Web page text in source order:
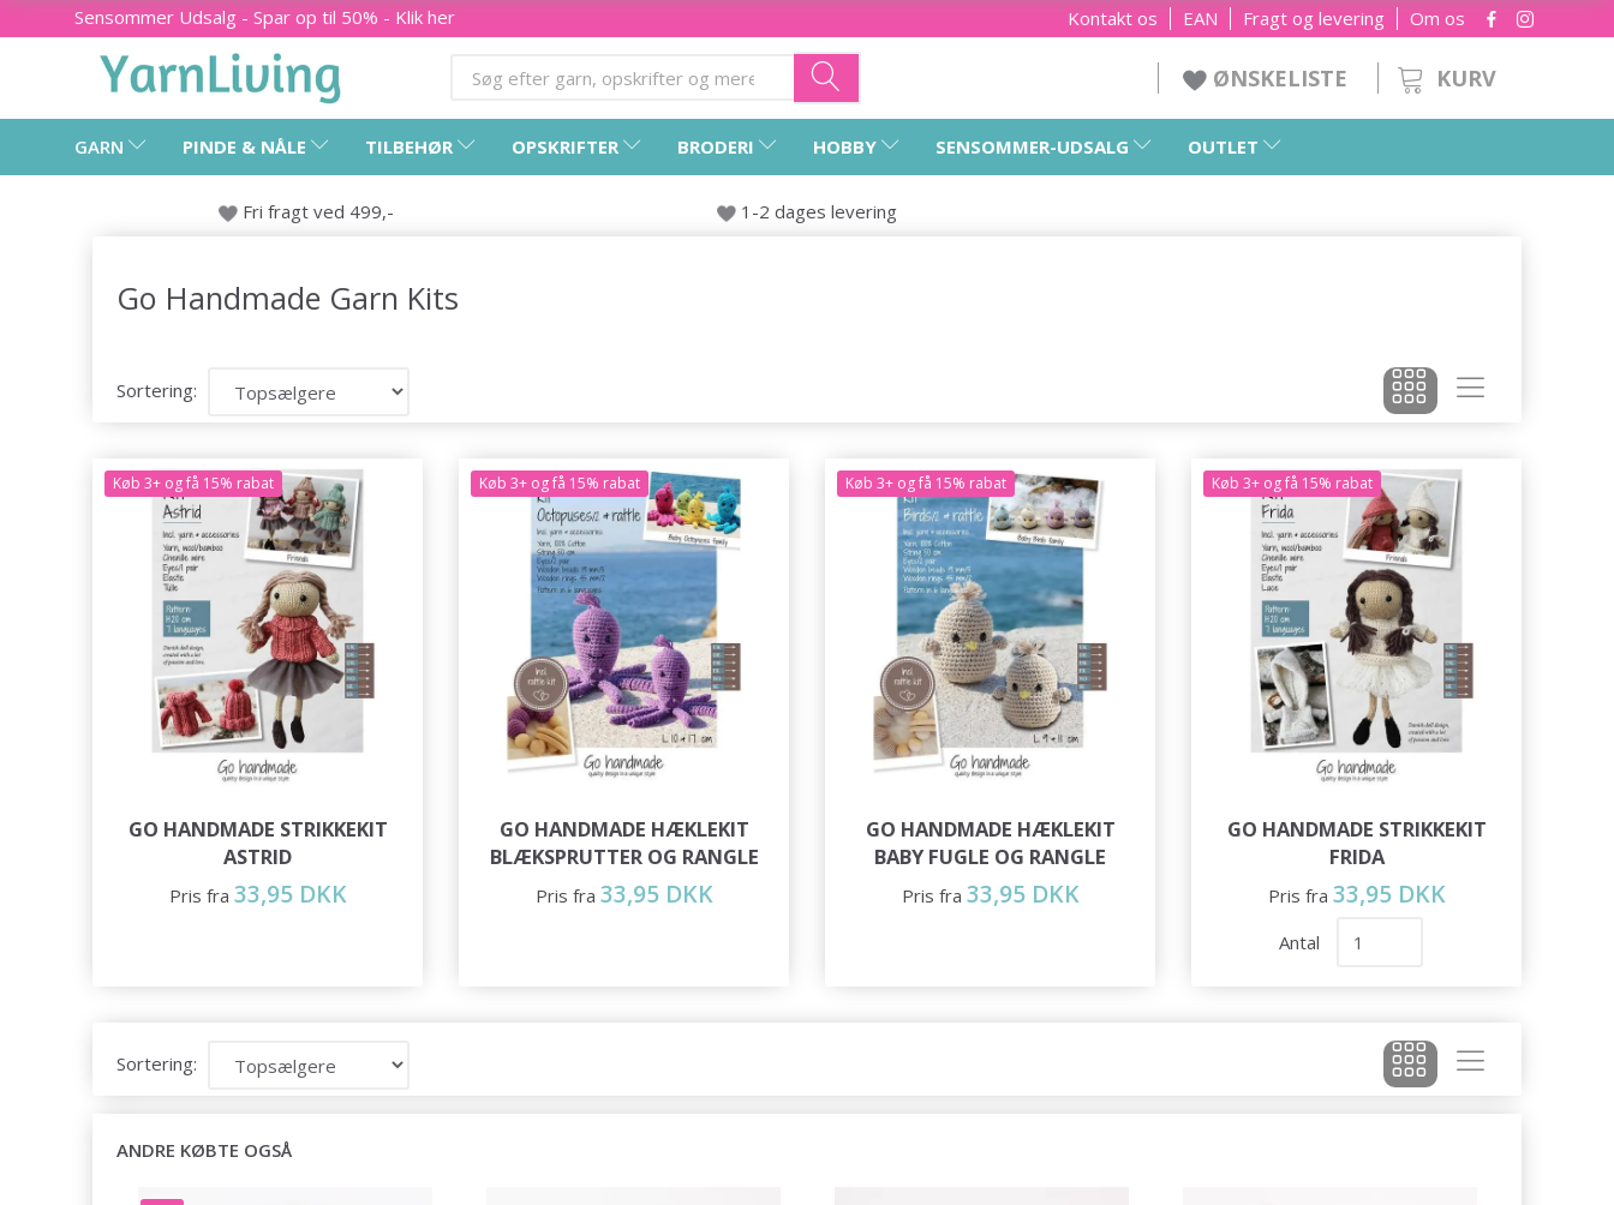
Sensommer Udsalg - Spar op til 50% - Klik her Om os
Fragt og levering
EAN
Kontakt os
KURV
ØNSKELISTE
GARN PINDE & NÅLE TILBEHØR OPSKRIFTER BRODERI HOBBY SENSOMMER-UDSALG OUTLET
Fri fragt ved 499,- 1-2 dages levering
Go Handmade Garn Kits
Sortering:
Køb 3+ og få 15% rabat
GO HANDMADE STRIKKEKIT
ASTRID
Pris fra 33,95 DKK
Køb 3+ og få 15% rabat
GO HANDMADE HÆKLEKIT
BLÆKSPRUTTER OG RANGLE
Pris fra 33,95 DKK
Køb 3+ og få 15% rabat
GO HANDMADE HÆKLEKIT
BABY FUGLE OG RANGLE
Pris fra 33,95 DKK
Køb 3+ og få 15% rabat
GO HANDMADE STRIKKEKIT
FRIDA
Pris fra 33,95 DKK
Antal
Sortering:
ANDRE KØBTE OGSÅ